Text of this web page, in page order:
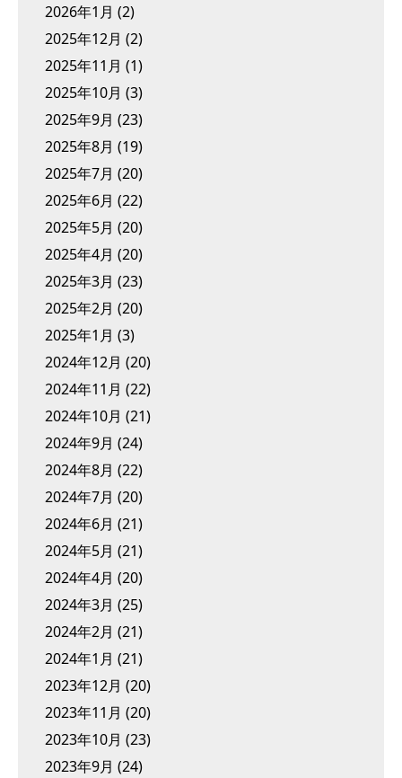
2026年1月 (2)
2025年12月 (2)
2025年11月 (1)
2025年10月 (3)
2025年9月 (23)
2025年8月 (19)
2025年7月 (20)
2025年6月 (22)
2025年5月 (20)
2025年4月 (20)
2025年3月 (23)
2025年2月 (20)
2025年1月 (3)
2024年12月 (20)
2024年11月 (22)
2024年10月 (21)
2024年9月 (24)
2024年8月 (22)
2024年7月 (20)
2024年6月 (21)
2024年5月 (21)
2024年4月 (20)
2024年3月 (25)
2024年2月 (21)
2024年1月 (21)
2023年12月 (20)
2023年11月 (20)
2023年10月 (23)
2023年9月 (24)